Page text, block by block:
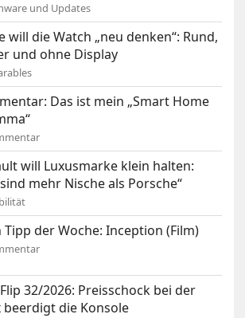
und Updates
will die Watch „neu denken“: Rund,
und ohne Display
Das ist mein „Smart Home
will Luxusmarke klein halten:
mehr Nische als Porsche“
Tipp der Woche: Inception (Film)
32/2026: Preisschock bei der
beerdigt die Konsole